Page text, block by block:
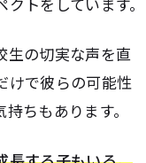
生の切実な声を直
けで彼らの可能性
ちもあります。